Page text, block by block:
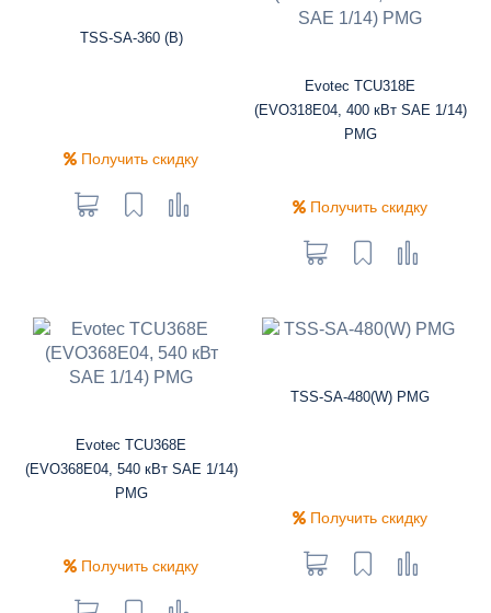
TSS-SA-360 (B)
Получить скидку
Evotec TCU318E
(EVO318E04, 400 кВт SAE 1/14)
PMG
Получить скидку
Evotec TCU368E
(EVO368E04, 540 кВт SAE 1/14)
PMG
Получить скидку
TSS-SA-480(W) PMG
Получить скидку